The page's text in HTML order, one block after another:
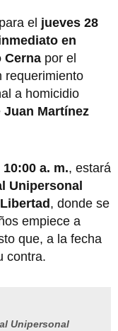
el jueves 28
en
Cerna por el
requerimiento
a homicidio
Juan Martínez
10:00 a. m., estará
Unipersonal
, donde se
empiece a
que, a la fecha
contra.
Unipersonal